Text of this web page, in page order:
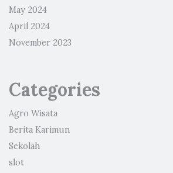
May 2024
April 2024
November 2023
Categories
Agro Wisata
Berita Karimun
Sekolah
slot